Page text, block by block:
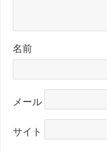
名前
メール
サイト